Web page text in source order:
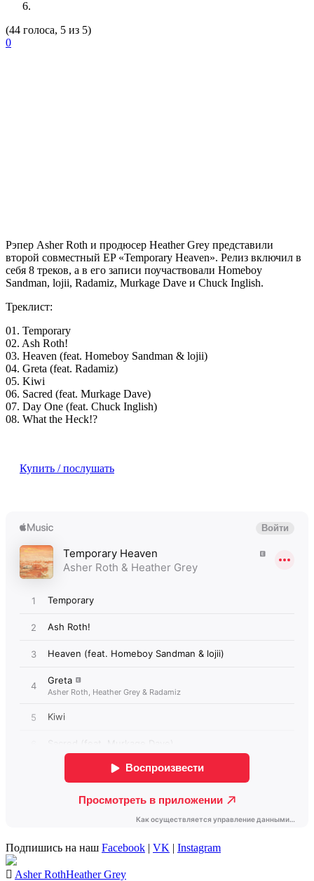
(44 голоса, 5 из 5)
0
Рэпер Asher Roth и продюсер Heather Grey представили
второй совместный EP «Temporary Heaven». Релиз включил в
себя 8 треков, а в его записи поучаствовали Homeboy
Sandman, lojii, Radamiz, Murkage Dave и Chuck Inglish.
Треклист:
01. Temporary
02. Ash Roth!
03. Heaven (feat. Homeboy Sandman & lojii)
04. Greta (feat. Radamiz)
05. Kiwi
06. Sacred (feat. Murkage Dave)
07. Day One (feat. Chuck Inglish)
08. What the Heck!?
Купить / послушать
Подпишись на наш Facebook | VK | Instagram
Asher RothHeather Grey